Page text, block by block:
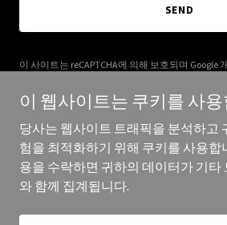
SEND
이 사이트는 reCAPTCHA에 의해 보호되며 Google
Copyright © 2025 에코볼트솔 - All
이 웹사이트는 쿠키를 사
당사는 웹사이트 트래픽을 분석하고
험을 최적화하기 위해 쿠키를 사용합
용을 수락하면 귀하의 데이터가 기타
와 함께 집계됩니다.